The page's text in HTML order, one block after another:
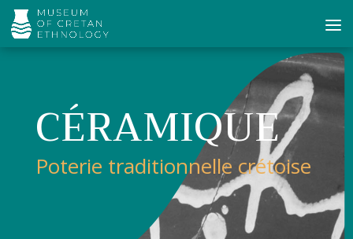
CÉRAMIQUE
Poterie traditionnelle crétoise